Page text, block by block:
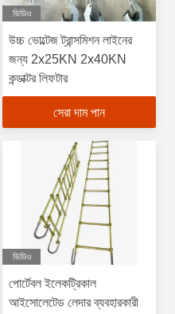
ভিডিও
উচ্চ ভোল্টেজ ট্রান্সমিশন লাইনের
জন্য 2x25KN 2x40KN
কন্ডাক্টর লিফটার
সেরা দাম পান
ভিডিও
পোর্টেবল ইলেকট্রিকাল
আইসোলেটেড লেদার ব্যবহারকারী